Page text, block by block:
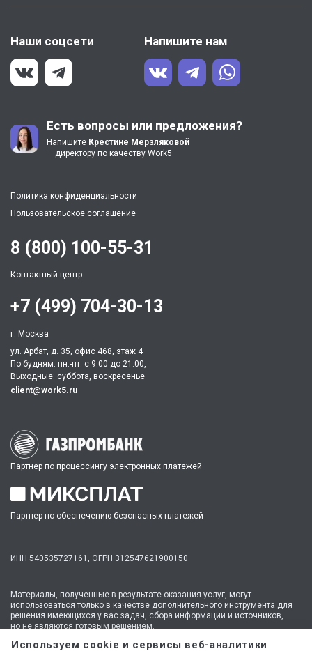
Наши соцсети Напишите нам
Есть вопросы или предложения?
Напишите Крестине Мерзляковой
— директору по качеству Work5
Политика конфиденциальности
Пользовательское соглашение
Партнер по процессингу электронных платежей
Партнер по обеспечению безопасных платежей
ИНН 540535727161, ОГРН 312547621900150
8 (800) 100-55-31
Контактный центр
+7 (499) 704-30-13
г. Москва
ул. Арбат, д. 35, офис 468, этаж 4
По будням: пн.-пт. c 9:00 до 21:00,
Выходные: суббота, воскресенье
client@work5.ru
Материалы, полученные в результате оказания услуг, могут
использоваться только в качестве дополнительного инструмента для
решения имеющихся у вас задач, сбора информации и источников,
но не являются готовым решением.
* №1 на рынке консультационных услуг для студентов по количеству
Используем cookie и сервисы веб-аналитики